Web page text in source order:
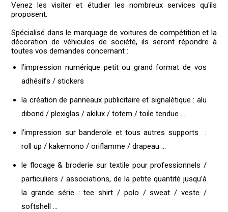
Venez les visiter et étudier les nombreux services qu'ils
proposent.
Spécialisé dans le marquage de voitures de compétition et la
décoration de véhicules de société, ils seront répondre à
toutes vos demandes concernant :
l’impression numérique petit ou grand format de vos
adhésifs / stickers
la création de panneaux publicitaire et signalétique : alu
dibond / plexiglas / akilux / totem / toile tendue …
l’impression sur banderole et tous autres supports :
roll up / kakemono / oriflamme / drapeau …
le flocage & broderie sur textile pour professionnels /
particuliers / associations, de la petite quantité jusqu’à
la grande série : tee shirt / polo / sweat / veste /
softshell …